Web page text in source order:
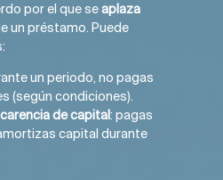
por el que seaplaza
un préstamo. Puede
un periodo, no pagas
(según condiciones).
de capital: pagas
capital durante